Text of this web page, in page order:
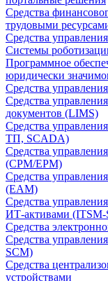
Средства
трудовыми
Средства
Системы
Программное
юридически
Средства
Средства
документов (LIMS)
Средства
ТП, SCADA)
Средства
(CPM/EPM)
Средства
(EAM)
Средства
ИТ-активами (ITSM-
Средства
Средства
SCM)
Средства
устройствами